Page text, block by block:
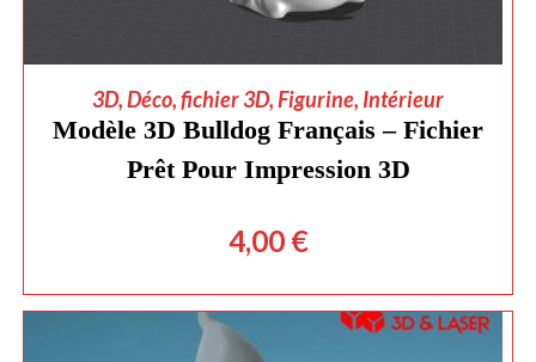
AJOUTER AU PANIER
3D,Déco,fichier 3D,Figurine, Intérieur
Modèle 3D Bulldog Français – Fichier
Prêt Pour Impression 3D
4,00 €